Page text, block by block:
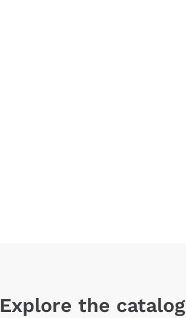
Explore the catalog